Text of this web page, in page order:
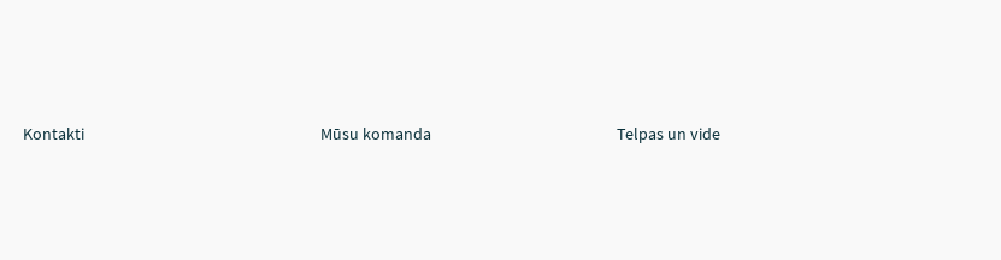
Kontakti Mūsu komanda Telpas un vide